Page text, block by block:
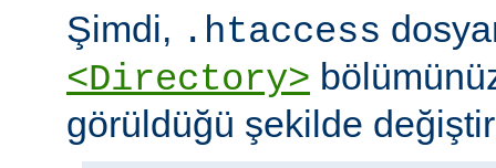
Şimdi, .htaccess
<Directory>
görüldüğü şekilde